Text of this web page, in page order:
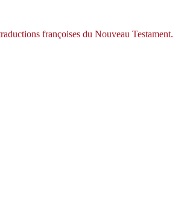
françoises du Nouveau Testament.